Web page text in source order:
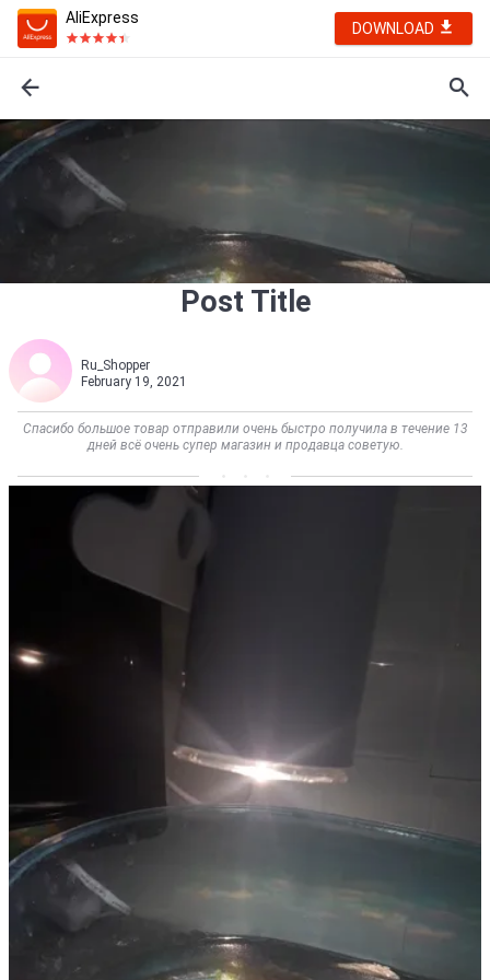
AliExpress
DOWNLOAD
Post Title
Ru_Shopper
February 19, 2021
Спасибо большое товар отправили очень быстро получила в течение 13
дней всё очень супер магазин и продавца советую.